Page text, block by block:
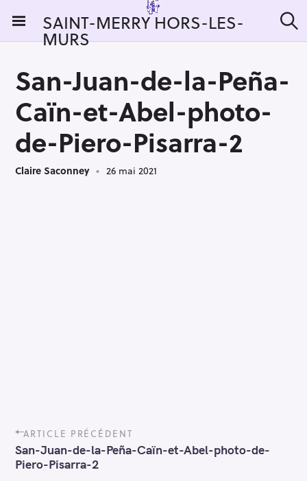
i
SAINT-MERRY HORS-LES-
MURS e
San-Juan-de-la-Peña-
Caïn-et-Abel-photo-
de-Piero-Pisarra-2
Claire Saconney 26 mai 2021
P
o
s
t
ARTICLE PRÉCÉDENT
San-Juan-de-la-Peña-Caïn-et-Abel-photo-de-
Piero-Pisarra-2